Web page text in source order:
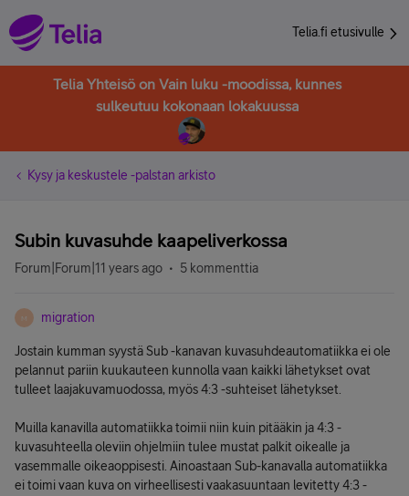
Telia.fi etusivulle
Telia Yhteisö on Vain luku -moodissa, kunnes
sulkeutuu kokonaan lokakuussa
Kysy ja keskustele -palstan arkisto
Subin kuvasuhde kaapeliverkossa
Forum|Forum|11 years ago 5 kommenttia
M migration
Jostain kumman syystä Sub -kanavan kuvasuhdeautomatiikka ei ole
pelannut pariin kuukauteen kunnolla vaan kaikki lähetykset ovat
tulleet laajakuvamuodossa, myös 4:3 -suhteiset lähetykset.
Muilla kanavilla automatiikka toimii niin kuin pitääkin ja 4:3 -
kuvasuhteella oleviin ohjelmiin tulee mustat palkit oikealle ja
vasemmalle oikeaoppisesti. Ainoastaan Sub-kanavalla automatiikka
ei toimi vaan kuva on virheellisesti vaakasuuntaan levitetty 4:3 -